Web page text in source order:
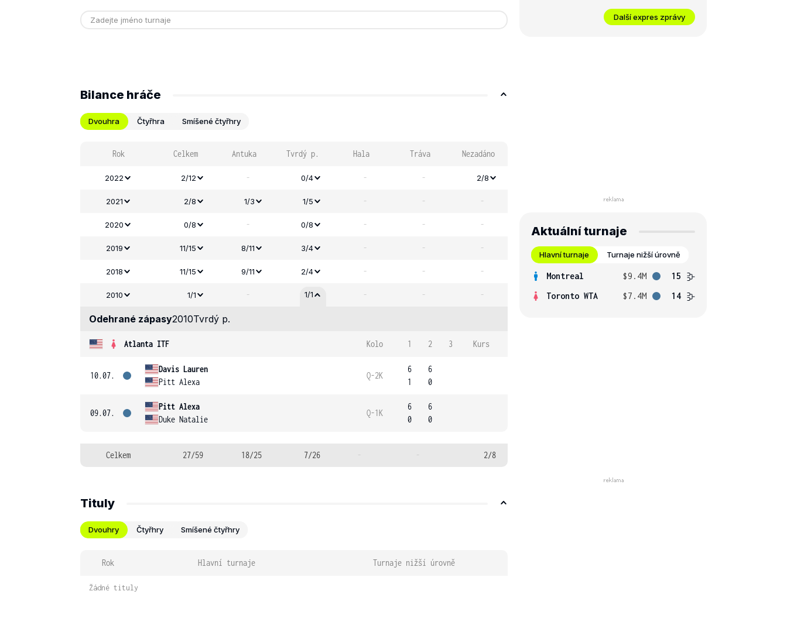
Bilance hráče
Dvouhra Čtyřhra Smíšené čtyřhry
Rok Celkem Antuka Tvrdý p. Hala Tráva Nezadáno
2022 2/12 - 0/4 - - 2/8
2021 2/8 1/3 1/5 - - -
2020 0/8 - 0/8 - - -
2019 11/15 8/11 3/4 - - -
2018 11/15 9/11 2/4 - - -
2010 1/1 - 1/1 - - -
Odehrané zápasy2010Tvrdý p.
Atlanta ITF Kolo 1 2 3 Kurs
10.07.
Davis Lauren
Pitt Alexa
Q-2K
6
1
6
0
09.07.
Pitt Alexa
Duke Natalie
Q-1K
6
0
6
0
Celkem 27/59 18/25 7/26 - - 2/8
Tituly
Dvouhry Čtyřhry Smíšené čtyřhry
Rok Hlavní turnaje Turnaje nižší úrovně
Žádné tituly
Další expres zprávy
Aktuální turnaje
Hlavní turnaje Turnaje nižší úrovně
Montreal $9.4M
15
Toronto WTA
$7.4M 14